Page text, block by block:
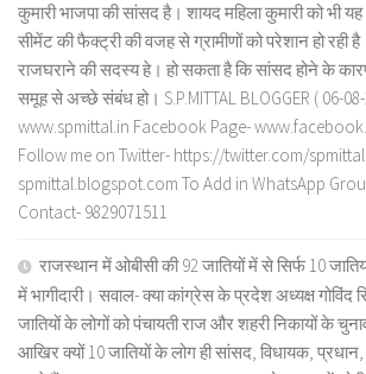
कुमारी भाजपा की सांसद है। शायद महिला कुमारी को भी यह
सीमेंट की फैक्ट्री की वजह से ग्रामीणों को परेशान हो रही
राजघराने की सदस्य हे। हो सकता है कि सांसद होने के
समूह से अच्छे संबंध हो। S.P.MITTAL BLOGGER ( 06-
www.spmittal.in Facebook Page-
Follow me on Twitter- https://twitter.com/
spmittal.blogspot.com To Add in WhatsApp
Contact- 9829071511
राजस्थान में ओबीसी की 92 जातियों में से सिर्फ 10
में भागीदारी। सवाल- क्या कांग्रेस के प्रदेश अध्यक्ष गोविंद
जातियों के लोगों को पंचायती राज और शहरी निकायों के
आखिर क्यों 10 जातियों के लोग ही सांसद, विधायक,